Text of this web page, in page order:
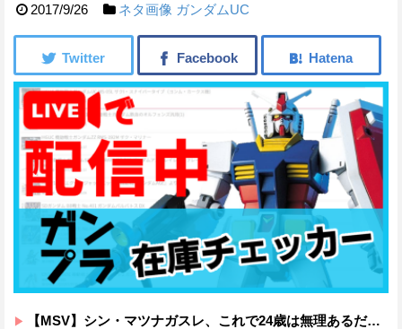
2017/9/26 ネタ画像 ガンダムUC
【MSV】シン・マツナガスレ、これで24歳は無理あるだろ…